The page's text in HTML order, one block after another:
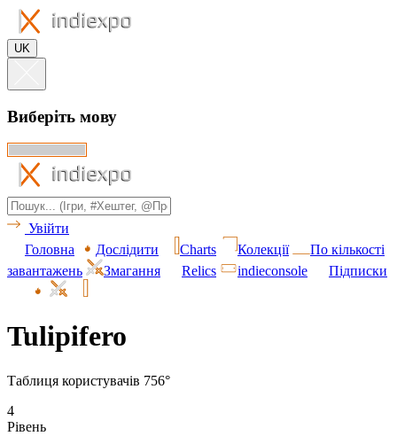
UK
Виберіть мову
Увійти
Головна
Дослідити Charts Колекції
По кількості
завантажень
Змагання Relics indieconsole Підписки
Tulipifero
Таблиця користувачів 756°
4
Рівень